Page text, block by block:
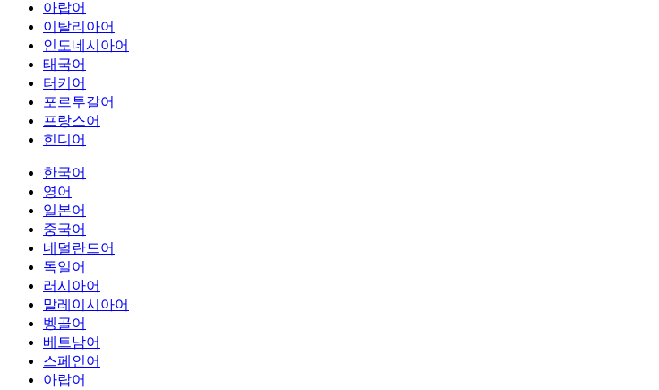
아랍어
이탈리아어
인도네시아어
태국어
터키어
포르투갈어
프랑스어
힌디어
한국어
영어
일본어
중국어
네덜란드어
독일어
러시아어
말레이시아어
벵골어
베트남어
스페인어
아랍어